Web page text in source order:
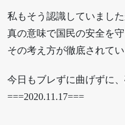
私もそう認識していました
真の意味で国民の安全を守
その考え方が徹底されて
今日もブレずに曲げずに
===2020.11.17===